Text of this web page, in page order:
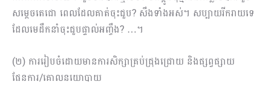
សម្ដេចតេជោ ពេលដែលគាត់ចុះជួប? សឹងទាំងអស់។ សប្បាយរីករាយទេ
ដែលមេដឹកនាំចុះជួបផ្ទាល់អញ្ចឹង? …។
(២) ការរៀបចំដោយមានការសិក្សាគ្រប់ជ្រុងជ្រោយ និងផ្សព្វផ្សាយ
ផែនការ/គោលនយោបាយ